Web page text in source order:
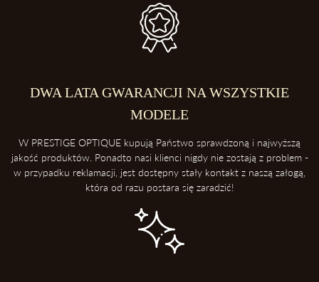
DWA LATA GWARANCJI NA WSZYSTKIE
MODELE
W PRESTIGE OPTIQUE kupują Państwo sprawdzoną i najwyższą
jakość produktów. Ponadto nasi klienci nigdy nie zostają z problem -
w przypadku reklamacji, jest dostępny stały kontakt z naszą załogą,
która od razu postara się zaradzić!